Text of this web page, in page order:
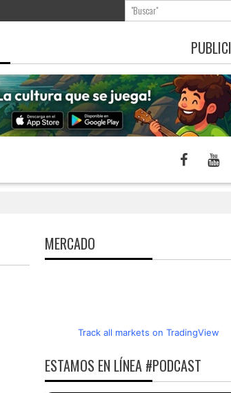
MERCADO
Track all markets on TradingView
ESTAMOS EN LÍNEA #PODCAST